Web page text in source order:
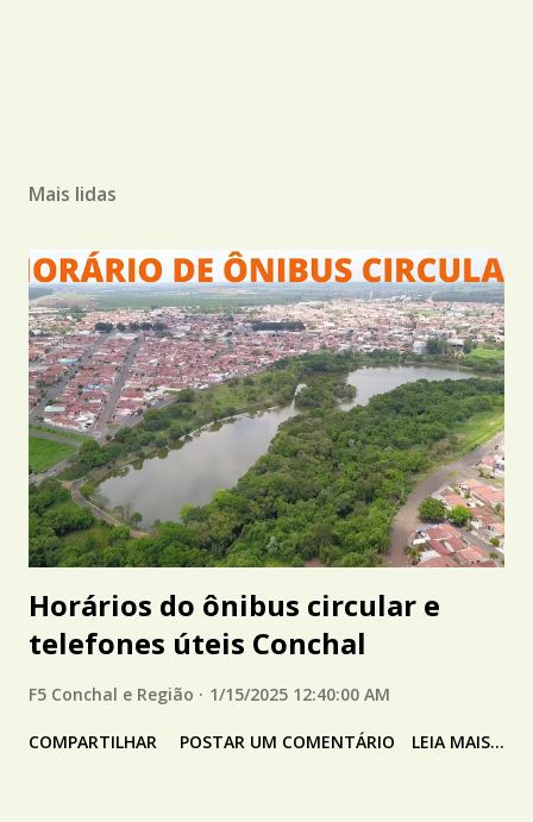
Mais lidas
Horários do ônibus circular e
telefones úteis Conchal
F5 Conchal e Região 1/15/2025 12:40:00 AM
COMPARTILHAR POSTAR UM COMENTÁRIO LEIA MAIS...